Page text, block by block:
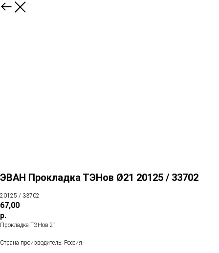
ЭВАН Прокладка ТЭНов Ø21 20125 / 33702
20125 / 33702
67,00
р.
Прокладка ТЭНов 21
Страна производитель: Россия